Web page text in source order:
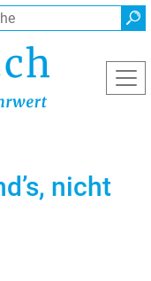
nicht